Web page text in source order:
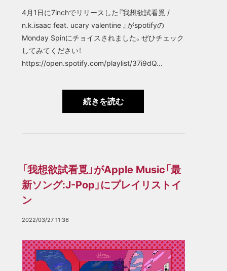
4月1日に7inchでリリースした『我想欲試看覓 /
n.k.isaac feat. ucary valentine 』がspotifyの
Monday Spinにチョイスされました。ぜひチェック
してみてください！
https://open.spotify.com/playlist/37i9dQ...
続きを読む
「我想欲試看覓」がApple Music「最
新ソング:J-Pop」にプレイリストイ
ン
2022/03/27 11:36